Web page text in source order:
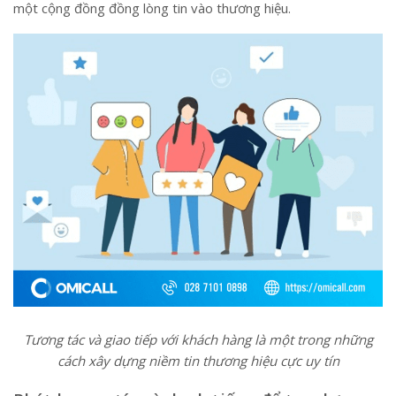
một cộng đồng đồng lòng tin vào thương hiệu.
Tương tác và giao tiếp với khách hàng là một trong những
cách xây dựng niềm tin thương hiệu cực uy tín